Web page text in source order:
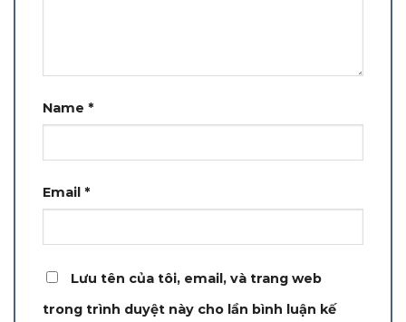
Name *
Email *
Lưu tên của tôi, email, và trang web
trong trình duyệt này cho lần bình luận kế